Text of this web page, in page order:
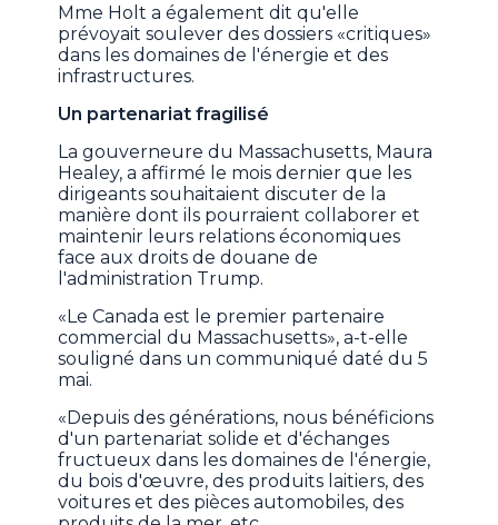
Mme Holt a également dit qu'elle
prévoyait soulever des dossiers «critiques»
dans les domaines de l'énergie et des
infrastructures.
Un partenariat fragilisé
La gouverneure du Massachusetts, Maura
Healey, a affirmé le mois dernier que les
dirigeants souhaitaient discuter de la
manière dont ils pourraient collaborer et
maintenir leurs relations économiques
face aux droits de douane de
l'administration Trump.
«Le Canada est le premier partenaire
commercial du Massachusetts», a-t-elle
souligné dans un communiqué daté du 5
mai.
«Depuis des générations, nous bénéficions
d'un partenariat solide et d'échanges
fructueux dans les domaines de l'énergie,
du bois d'œuvre, des produits laitiers, des
voitures et des pièces automobiles, des